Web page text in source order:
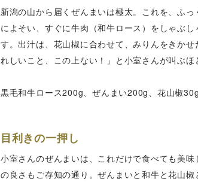
新潟の山から届くぜんまいは極太。これを、ふ
によそい、すぐに牛肉（和牛ロース）をしゃぶ
す。出汁は、花山椒に合わせて、みりんをきか
れしいこと、この上ない！」と小室さんが叫ぶほ
黒毛和牛ロース200g、ぜんまい200g、花山椒
目利きの一押し
小室さんのぜんまいは、これだけで食べても美
の良さもご存知の通り。ぜんまいと和牛と花山